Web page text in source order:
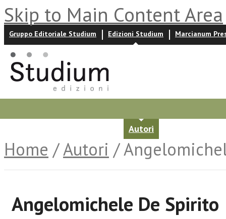
Skip to Main Content Area
Gruppo Editoriale Studium Edizioni Studium Marcianum
Autori
Home /Autori /
Angelomichele De Spirito